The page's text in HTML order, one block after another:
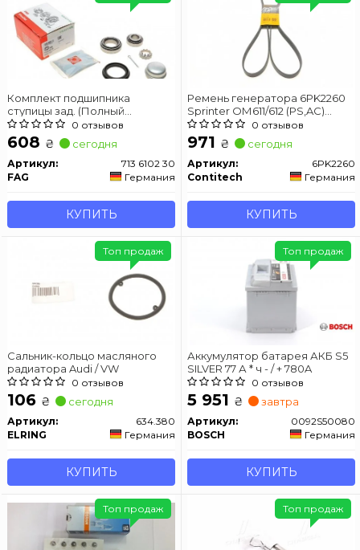
Комплект подшипника
ступицы зад. (Полный
Комплект + заглушка) VW Golf /
Passat 80-91
0 отзывов
608 ₴ сегодня
Артикул:
713 6102 30
FAG
Германия
КУПИТЬ
Ремень генератора 6PK2260
Sprinter ОМ611/612 (PS,AC)
CONTITECH 6PK2260
0 отзывов
971 ₴ сегодня
Артикул:
6PK2260
Contitech
Германия
КУПИТЬ
Сальник-кольцо масляного
радиатора Audi / VW
0 отзывов
106 ₴ сегодня
Артикул:
634.380
ELRING
Германия
КУПИТЬ
Топ продаж
Аккумулятор батарея АКБ S5
SILVER 77 А * ч - / + 780A
0 отзывов
5 951 ₴ завтра
Артикул:
0092S50080
BOSCH
Германия
КУПИТЬ
Топ продаж
Топ продаж Топ продаж